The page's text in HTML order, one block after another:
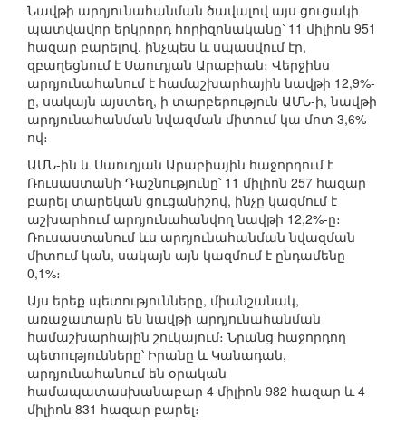
Նավթի արդյունահանման ծավալով այս ցուցակի
պատվավոր երկրորդ հորիզոնականը՝ 11 միլիոն 951
հազար բարելով, ինչպես և սպասվում էր,
զբաղեցնում է Սաուդյան Արաբիան։ Վերջինս
արդյունահանում է համաշխարհային նավթի 12,9%-
ը, սակայն այստեղ, ի տարբերություն ԱՄՆ-ի, նավթի
արդյունահանման նվազման միտում կա մոտ 3,6%-
ով։
ԱՄՆ-ին և Սաուդյան Արաբիային հաջորդում է
Ռուսաստանի Դաշնությունը՝ 11 միլիոն 257 հազար
բարել տարեկան ցուցանիշով, ինչը կազմում է
աշխարհում արդյունահանվող նավթի 12,2%-ը։
Ռուսաստանում ևս արդյունահանման նվազման
միտում կան, սակայն այն կազմում է ընդամենը
0,1%։
Այս երեք պետությունները, միանշանակ,
առաջատարն են նավթի արդյունահանման
համաշխարհային շուկայում։ Նրանց հաջորդող
պետությունները՝ Իրանը և Կանադան,
արդյունահանում են օրական
համապատասխանաբար 4 միլիոն 982 հազար և 4
միլիոն 831 հազար բարել։